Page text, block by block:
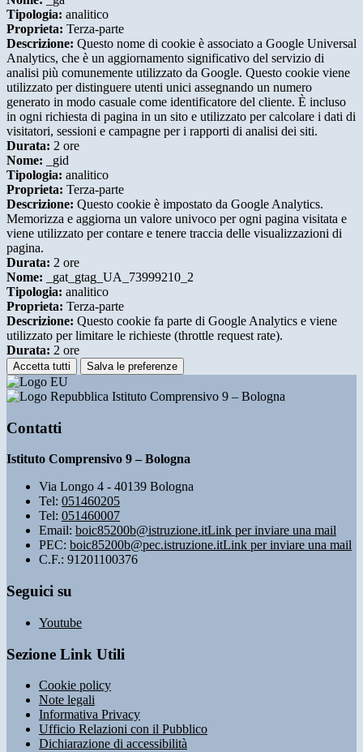
Tipologia: analitico
Proprieta: Terza-parte
Descrizione: Questo nome di cookie è associato a Google Universal
Analytics, che è un aggiornamento significativo del servizio di
analisi più comunemente utilizzato da Google. Questo cookie viene
utilizzato per distinguere utenti unici assegnando un numero
generato in modo casuale come identificatore del cliente. È incluso
in ogni richiesta di pagina in un sito e utilizzato per calcolare i dati di
visitatori, sessioni e campagne per i rapporti di analisi dei siti.
Durata: 2 ore
Nome: _gid
Tipologia: analitico
Proprieta: Terza-parte
Descrizione: Questo cookie è impostato da Google Analytics.
Memorizza e aggiorna un valore univoco per ogni pagina visitata e
viene utilizzato per contare e tenere traccia delle visualizzazioni di
pagina.
Durata: 2 ore
Nome: _gat_gtag_UA_73999210_2
Tipologia: analitico
Proprieta: Terza-parte
Descrizione: Questo cookie fa parte di Google Analytics e viene
utilizzato per limitare le richieste (throttle request rate).
Durata: 2 ore
Accetta tutti Salva le preferenze
Istituto Comprensivo 9 – Bologna
Contatti
Istituto Comprensivo 9 – Bologna
Via Longo 4 - 40139 Bologna
Tel: 051460205
Tel: 051460007
Email: boic85200b@istruzione.itLink per inviare una mail
PEC: boic85200b@pec.istruzione.itLink per inviare una mail
C.F.: 91201100376
Seguici su
Youtube
Sezione Link Utili
Cookie policy
Note legali
Informativa Privacy
Ufficio Relazioni con il Pubblico
Dichiarazione di accessibilità